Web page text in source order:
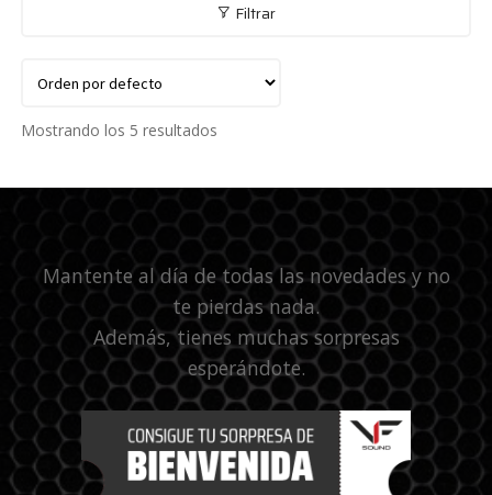
Filtrar
Mostrando los 5 resultados
Mantente al día de todas las novedades y no
te pierdas nada.
Además, tienes muchas sorpresas
esperándote.